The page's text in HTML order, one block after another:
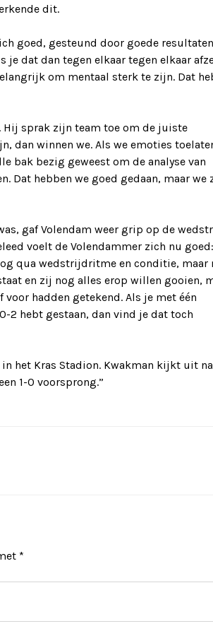
dit.
goed, gesteund door goede
dat dan tegen elkaar tegen elkaar
om mentaal sterk te zijn. Dat
sprak zijn team toe om de juiste
dan winnen we. Als we emoties
bak bezig geweest om de analyse van
Dat hebben we goed gedaan, maar we
gaf Volendam weer grip op de
voelt de Volendammer zich nu
qua wedstrijdritme en conditie, maar
en zij nog alles erop willen gooien,
hadden getekend. Als je met één
2 hebt gestaan, dan vind je dat toch
het Kras Stadion. Kwakman kijkt uit
1-0 voorsprong.”
*